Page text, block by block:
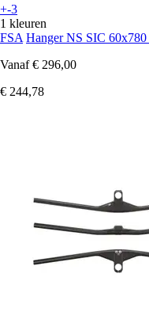
+-3
1 kleuren
FSA Hanger NS SIC 60x780
Vanaf € 296,00
€ 244,78